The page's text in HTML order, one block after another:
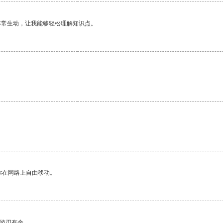
生动，让我能够轻松理解知识点。
网络上自由移动。